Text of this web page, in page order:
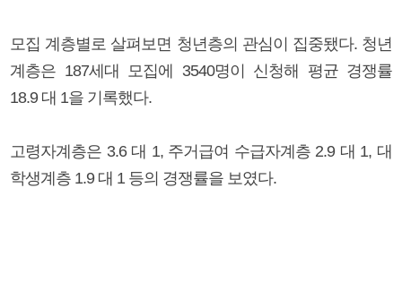
모집 계층별로 살펴보면 청년층의 관심이 집중됐다. 청년
계층은 187세대 모집에 3540명이 신청해 평균 경쟁률
18.9 대 1을 기록했다.
고령자계층은 3.6 대 1, 주거급여 수급자계층 2.9 대 1, 대
학생계층 1.9 대 1 등의 경쟁률을 보였다.